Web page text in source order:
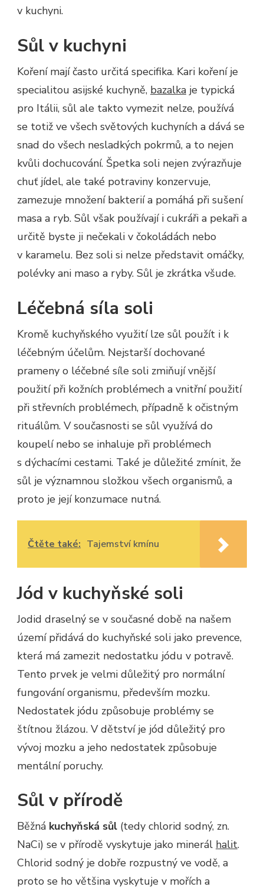
v kuchyni.
Sůl v kuchyni
Koření mají často určitá specifika. Kari koření je
specialitou asijské kuchyně, bazalka je typická
pro Itálii, sůl ale takto vymezit nelze, používá
se totiž ve všech světových kuchyních a dává se
snad do všech nesladkých pokrmů, a to nejen
kvůli dochucování. Špetka soli nejen zvýrazňuje
chuť jídel, ale také potraviny konzervuje,
zamezuje množení bakterií a pomáhá při sušení
masa a ryb. Sůl však používají i cukráři a pekaři a
určitě byste ji nečekali v čokoládách nebo
v karamelu. Bez soli si nelze představit omáčky,
polévky ani maso a ryby. Sůl je zkrátka všude.
Léčebná síla soli
Kromě kuchyňského využití lze sůl použít i k
léčebným účelům. Nejstarší dochované
prameny o léčebné síle soli zmiňují vnější
použití při kožních problémech a vnitřní použití
při střevních problémech, případně k očistným
rituálům. V současnosti se sůl využívá do
koupelí nebo se inhaluje při problémech
s dýchacími cestami. Také je důležité zmínit, že
sůl je významnou složkou všech organismů, a
proto je její konzumace nutná.
Čtěte také: Tajemství kmínu
Jód v kuchyňské soli
Jodid draselný se v současné době na našem
území přidává do kuchyňské soli jako prevence,
která má zamezit nedostatku jódu v potravě.
Tento prvek je velmi důležitý pro normální
fungování organismu, především mozku.
Nedostatek jódu způsobuje problémy se
štítnou žlázou. V dětství je jód důležitý pro
vývoj mozku a jeho nedostatek způsobuje
mentální poruchy.
Sůl v přírodě
Běžná kuchyňská sůl (tedy chlorid sodný, zn.
NaCi) se v přírodě vyskytuje jako minerál halit.
Chlorid sodný je dobře rozpustný ve vodě, a
proto se ho většina vyskytuje v mořích a